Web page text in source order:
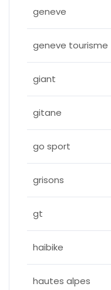
geneve
geneve tourisme
giant
gitane
go sport
grisons
gt
haibike
hautes alpes